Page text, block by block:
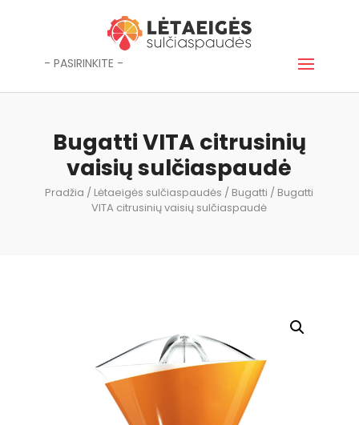
- PASIRINKITE -
Bugatti VITA citrusinių
vaisių sulčiaspaudė
Pradžia / Lėtaeigės sulčiaspaudės / Bugatti / Bugatti
VITA citrusinių vaisių sulčiaspaudė